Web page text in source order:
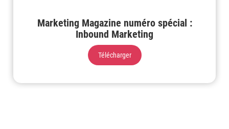
Marketing Magazine numéro spécial :
Inbound Marketing
Télécharger